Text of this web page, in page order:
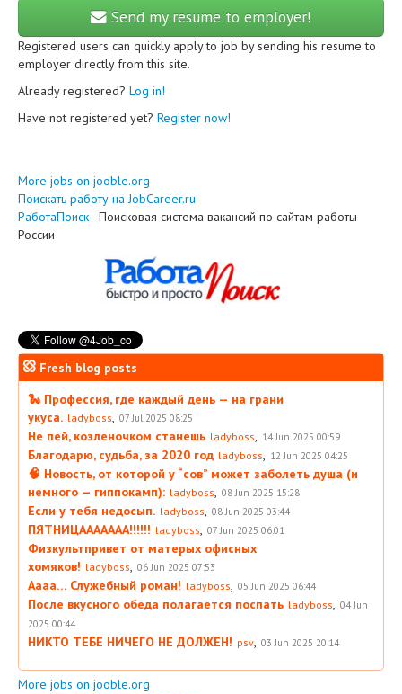
Send my resume to employer!
Registered users can quickly apply to job by sending his resume to
employer directly from this site.
Already registered? Log in!
Have not registered yet? Register now!
More jobs on jooble.org
Поискать работу на JobCareer.ru
РаботаПоиск - Поисковая система вакансий по сайтам работы
России
Fresh blog posts
🐍 Профессия, где каждый день — на грани
укуса. ladyboss 07 Jul 2025 08:25
Не пей, козленочком станешь ladyboss 14 Jun 2025 00:59
Благодарю, судьба, за 2020 год ladyboss 12 Jun 2025 04:25
🧠 Новость, от которой у “сов” может заболеть душа (и
немного — гиппокамп): ladyboss 08 Jun 2025 15:28
Если у тебя недосып. ladyboss 08 Jun 2025 03:44
ПЯТНИЦААААААА!!!!!! ladyboss 07 Jun 2025 06:01
Физкультпривет от матерых офисных
хомяков! ladyboss 06 Jun 2025 07:53
Аааа… Служебный роман! ladyboss 05 Jun 2025 06:44
После вкусного обеда полагается поспать ladyboss
04 Jun
2025 00:44
НИКТО ТЕБЕ НИЧЕГО НЕ ДОЛЖЕН! psv 03 Jun 2025 20:14
More jobs on jooble.org